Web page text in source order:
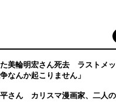
美輪明宏さん死去 ラストメ
んか起こりません」
さん カリスマ漫画家、二人